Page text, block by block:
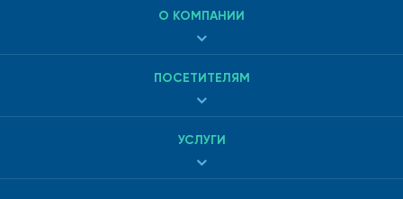
О КОМПАНИИ
ПОСЕТИТЕЛЯМ
УСЛУГИ